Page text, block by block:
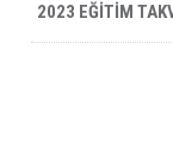
2023 EĞİTİM